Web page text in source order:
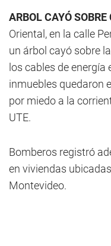
ARBOL CAYÓ
Oriental, en la calle
un árbol cayó sobre
los cables de
inmuebles quedaron
por miedo a la
UTE.
Bomberos registró
en viviendas
Montevideo.